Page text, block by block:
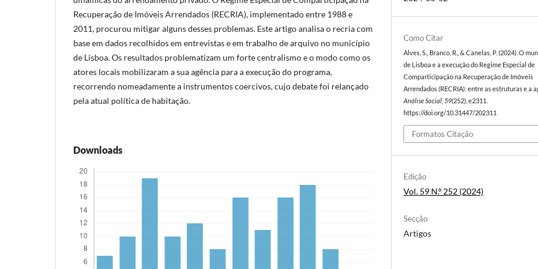
Recuperação de Imóveis Arrendados (RECRIA), implementado entre 1988 e
2011, procurou mitigar alguns desses problemas. Este artigo analisa o recria com
base em dados recolhidos em entrevistas e em trabalho de arquivo no município
de Lisboa. Os resultados problematizam um forte centralismo e o modo como os
atores locais mobilizaram a sua agência para a execução do programa,
recorrendo nomeadamente a instrumentos coercivos, cujo debate foi relançado
pela atual política de habitação.
Downloads
Como Citar
Alves, S., Branco, R., & Canelas, P. (2024). O
de Lisboa e a execução do Regime Especial de
Comparticipação na Recuperação de Imóveis
Arrendados (RECRIA): entre as estruturas e a
Análise Social ,59(252), e2311.
https://doi.org/10.31447/202311
Formatos Citação
Edição
Vol. 59 N.º 252 (2024)
Secção
Artigos